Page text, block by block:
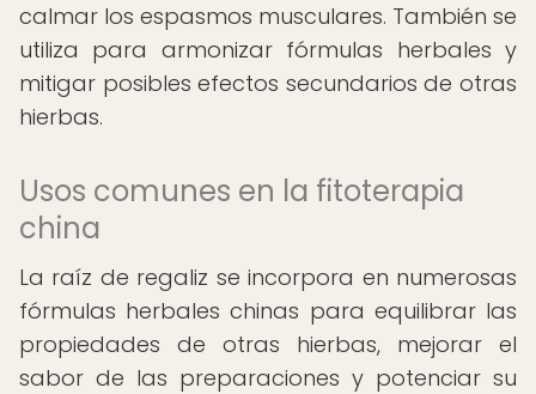
calmar los espasmos musculares. También se
utiliza para armonizar fórmulas herbales y
mitigar posibles efectos secundarios de otras
hierbas.
Usos comunes en la fitoterapia
china
La raíz de regaliz se incorpora en numerosas
fórmulas herbales chinas para equilibrar las
propiedades de otras hierbas, mejorar el
sabor de las preparaciones y potenciar su